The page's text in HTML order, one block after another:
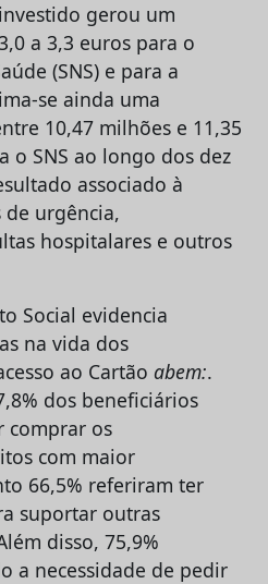
gerou um
a 3,3 euros para o
(SNS) e para a
se ainda uma
10,47 milhões e 11,35
o SNS ao longo dos dez
associado à
urgência,
hospitalares e outros
Social evidencia
na vida dos
ao Cartão abem:.
dos beneficiários
comprar os
com maior
66,5% referiram ter
suportar outras
disso, 75,9%
a necessidade de pedir